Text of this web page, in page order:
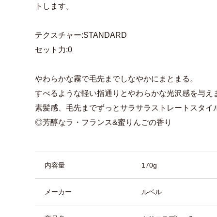
トします。
テクスチャー:STANDARD
セット力:0
やわらかな霧で毛先までしなやかにまとまる。
すべるような軽い指通りとやわらかな光沢感を与え
素髪感、毛先までずっとサラサラストレートスタイ
◎芳醇なラ・フランス&蜜りんごの香り
内容量 170g
メーカー ルベル